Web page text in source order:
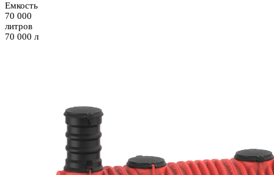
Емкость
70 000
литров
70 000 л